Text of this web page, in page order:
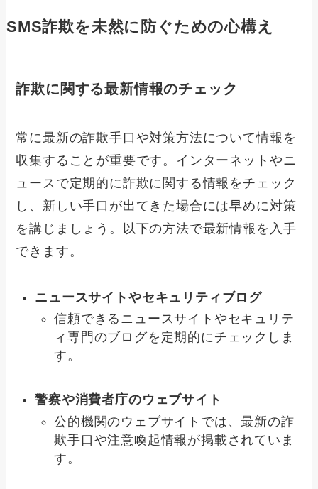
SMS詐欺を未然に防ぐための心構え
詐欺に関する最新情報のチェック
常に最新の詐欺手口や対策方法について情報を
収集することが重要です。インターネットやニ
ュースで定期的に詐欺に関する情報をチェック
し、新しい手口が出てきた場合には早めに対策
を講じましょう。以下の方法で最新情報を入手
できます。
ニュースサイトやセキュリティブログ
信頼できるニュースサイトやセキュリテ
ィ専門のブログを定期的にチェックしま
す。
警察や消費者庁のウェブサイト
公的機関のウェブサイトでは、最新の詐
欺手口や注意喚起情報が掲載されていま
す。